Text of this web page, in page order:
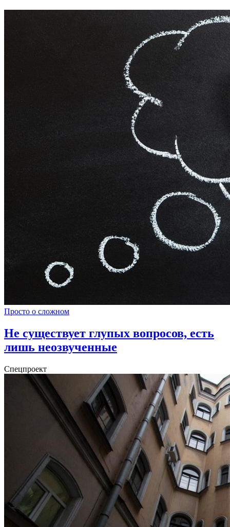
Просто о сложном
Не существует глупых вопросов, есть
лишь неозвученные
Спецпроект